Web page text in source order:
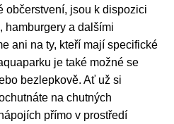
občerstvení, jsou k dispozici
hamburgery a dalšími
ani na ty, kteří mají specifické
je také možné se
bezlepkově. Ať už si
na chutných
přímo v prostředí